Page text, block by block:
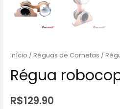
Início /Réguas de Cornetas /
Régua
R$129.90